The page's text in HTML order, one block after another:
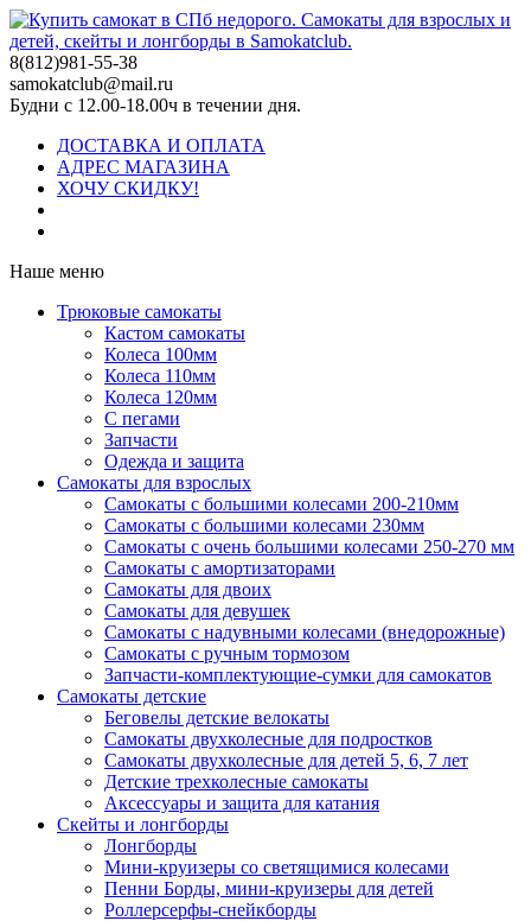
8(812)981-55-38
samokatclub@mail.ru
Будни с 12.00-18.00ч в течении дня.
ДОСТАВКА И ОПЛАТА
АДРЕС МАГАЗИНА
ХОЧУ СКИДКУ!
Наше меню
Трюковые самокаты
Кастом самокаты
Колеса 100мм
Колеса 110мм
Колеса 120мм
С пегами
Запчасти
Одежда и защита
Самокаты для взрослых
Самокаты с большими колесами 200-210мм
Самокаты с большими колесами 230мм
Самокаты с очень большими колесами 250-270 мм
Самокаты с амортизаторами
Самокаты для двоих
Самокаты для девушек
Самокаты с надувными колесами (внедорожные)
Самокаты с ручным тормозом
Запчасти-комплектующие-сумки для самокатов
Самокаты детские
Беговелы детские велокаты
Самокаты двухколесные для подростков
Самокаты двухколесные для детей 5, 6, 7 лет
Детские трехколесные самокаты
Аксессуары и защита для катания
Cкейты и лонгборды
Лонгборды
Мини-круизеры со светящимися колесами
Пенни Борды, мини-круизеры для детей
Роллерсерфы-снейкборды